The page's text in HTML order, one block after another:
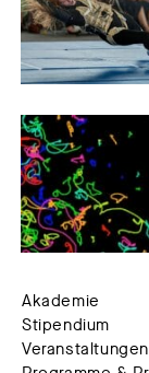
Akademie
Stipendium
Veranstaltungen